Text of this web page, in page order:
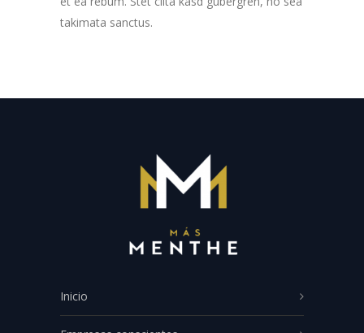
takimata sanctus.
Inicio